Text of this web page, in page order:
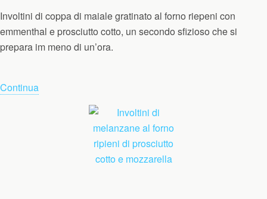
Involtini di coppa di maiale gratinato al forno riepeni con
emmenthal e prosciutto cotto, un secondo sfizioso che si
prepara im meno di un’ora.
Continua